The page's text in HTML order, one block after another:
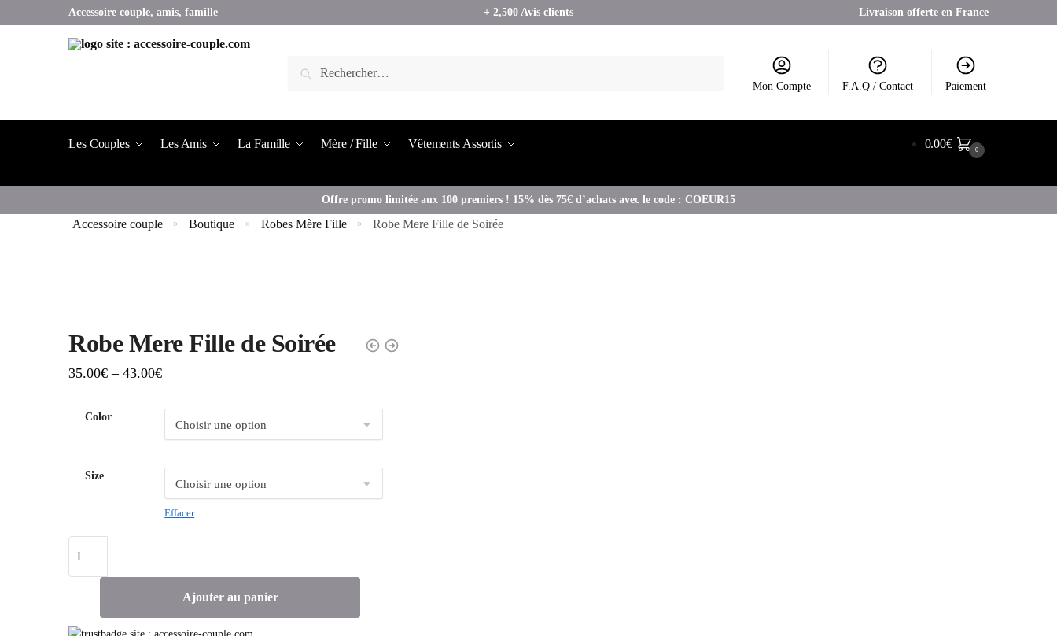
Accessoire couple, amis, famille + 2,500 Avis clients Livraison offerte en France
Mon Compte F.A.Q / Contact Paiement
Les Couples Les Amis La Famille Mère / Fille Vêtements Assortis 0.00€ 0
Offre promo limitée aux 100 premiers ! 15% dès 75€ d’achats avec le code : COEUR15
Accessoire couple » Boutique » Robes Mère Fille » Robe Mere Fille de Soirée
Robe Mere Fille de Soirée
35.00€ –43.00€
Color
Size
Effacer
Ajouter au panier